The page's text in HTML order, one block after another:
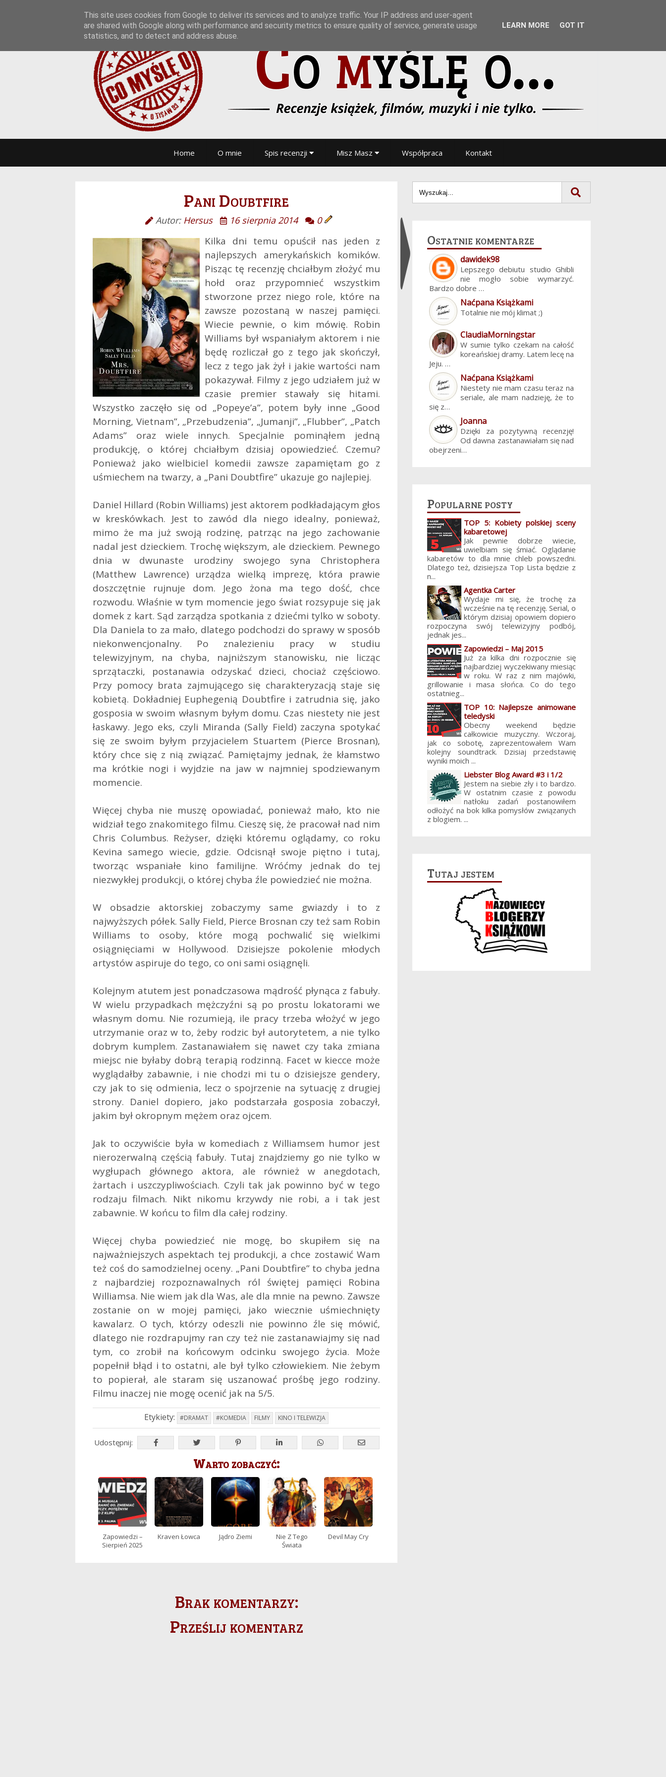
Home O mnie Spis recenzji Misz Masz Współpraca Kontakt
Pani Doubtfire
Autor: Hersus 16 sierpnia 2014 0
Kilka dni temu opuścił nas jeden z
najlepszych amerykańskich komików.
Pisząc tę recenzję chciałbym złożyć mu
hołd oraz przypomnieć wszystkim
stworzone przez niego role, które na
zawsze pozostaną w naszej pamięci.
Wiecie pewnie, o kim mówię. Robin
Williams był wspaniałym aktorem i nie
będę rozliczał go z tego jak skończył,
lecz z tego jak żył i jakie wartości nam
pokazywał. Filmy z jego udziałem już w
czasie premier stawały się hitami.
Wszystko zaczęło się od „Popeye’a”, potem były inne „Good
Morning, Vietnam”, „Przebudzenia”, „Jumanji”, „Flubber”, „Patch
Adams” oraz wiele innych. Specjalnie pominąłem jedną
produkcję, o której chciałbym dzisiaj opowiedzieć. Czemu?
Ponieważ jako wielbiciel komedii zawsze zapamiętam go z
uśmiechem na twarzy, a „Pani Doubtfire” ukazuje go najlepiej.
Daniel Hillard (Robin Williams) jest aktorem podkładającym głos
w kreskówkach. Jest to zawód dla niego idealny, ponieważ,
mimo że ma już swoją rodzinę, patrząc na jego zachowanie
nadal jest dzieckiem. Trochę większym, ale dzieckiem. Pewnego
dnia w dwunaste urodziny swojego syna Christophera
(Matthew Lawrence) urządza wielką imprezę, która prawie
doszczętnie rujnuje dom. Jego żona ma tego dość, chce
rozwodu. Właśnie w tym momencie jego świat rozsypuje się jak
domek z kart. Sąd zarządza spotkania z dziećmi tylko w soboty.
Dla Daniela to za mało, dlatego podchodzi do sprawy w sposób
niekonwencjonalny. Po znalezieniu pracy w studiu
telewizyjnym, na chyba, najniższym stanowisku, nie licząc
sprzątaczki, postanawia odzyskać dzieci, chociaż częściowo.
Przy pomocy brata zajmującego się charakteryzacją staje się
kobietą. Dokładniej Euphegenią Doubtfire i zatrudnia się, jako
gosposia w swoim własnym byłym domu. Czas niestety nie jest
łaskawy. Jego eks, czyli Miranda (Sally Field) zaczyna spotykać
się ze swoim byłym przyjacielem Stuartem (Pierce Brosnan),
który chce się z nią związać. Pamiętajmy jednak, że kłamstwo
ma krótkie nogi i wyjdzie na jaw w najmniej spodziewanym
momencie.
Więcej chyba nie muszę opowiadać, ponieważ mało, kto nie
widział tego znakomitego filmu. Cieszę się, że pracował nad nim
Chris Columbus. Reżyser, dzięki któremu oglądamy, co roku
Kevina samego wiecie, gdzie. Odcisnął swoje piętno i tutaj,
tworząc wspaniałe kino familijne. Wróćmy jednak do tej
niezwykłej produkcji, o której chyba źle powiedzieć nie można.
W obsadzie aktorskiej zobaczymy same gwiazdy i to z
najwyższych półek. Sally Field, Pierce Brosnan czy też sam Robin
Williams to osoby, które mogą pochwalić się wielkimi
osiągnięciami w Hollywood. Dzisiejsze pokolenie młodych
artystów aspiruje do tego, co oni sami osiągnęli.
Kolejnym atutem jest ponadczasowa mądrość płynąca z fabuły.
W wielu przypadkach mężczyźni są po prostu lokatorami we
własnym domu. Nie rozumieją, ile pracy trzeba włożyć w jego
utrzymanie oraz w to, żeby rodzic był autorytetem, a nie tylko
dobrym kumplem. Zastanawiałem się nawet czy taka zmiana
miejsc nie byłaby dobrą terapią rodzinną. Facet w kiecce może
wyglądałby zabawnie, i nie chodzi mi tu o dzisiejsze gendery,
czy jak to się odmienia, lecz o spojrzenie na sytuację z drugiej
strony. Daniel dopiero, jako podstarzała gosposia zobaczył,
jakim był okropnym mężem oraz ojcem.
Jak to oczywiście była w komediach z Williamsem humor jest
nierozerwalną częścią fabuły. Tutaj znajdziemy go nie tylko w
wygłupach głównego aktora, ale również w anegdotach,
żartach i uszczypliwościach. Czyli tak jak powinno być w tego
rodzaju filmach. Nikt nikomu krzywdy nie robi, a i tak jest
zabawnie. W końcu to film dla całej rodziny.
Więcej chyba powiedzieć nie mogę, bo skupiłem się na
najważniejszych aspektach tej produkcji, a chce zostawić Wam
też coś do samodzielnej oceny. „Pani Doubtfire” to chyba jedna
z najbardziej rozpoznawalnych ról świętej pamięci Robina
Williamsa. Nie wiem jak dla Was, ale dla mnie na pewno. Zawsze
zostanie on w mojej pamięci, jako wiecznie uśmiechnięty
kawalarz. O tych, którzy odeszli nie powinno źle się mówić,
dlatego nie rozdrapujmy ran czy też nie zastanawiajmy się nad
tym, co zrobił na końcowym odcinku swojego życia. Może
popełnił błąd i to ostatni, ale był tylko człowiekiem. Nie żebym
to popierał, ale staram się uszanować prośbę jego rodziny.
Filmu inaczej nie mogę ocenić jak na 5/5.
Etykiety: #DRAMAT #KOMEDIA FILMY KINO I TELEWIZJA
Udostępnij:
Warto zobaczyć:
Zapowiedzi –
Sierpień 2025
Kraven Łowca Jądro Ziemi
Nie Z Tego
Świata
Devil May Cry
Ukryj
Brak komentarzy:
Prześlij komentarz
Ostatnie komentarze
dawidek98
Lepszego debiutu studio Ghibli
nie mogło sobie wymarzyć.
Bardzo dobre …
Naćpana Książkami
Totalnie nie mój klimat ;)
ClaudiaMorningstar
W sumie tylko czekam na całość
koreańskiej dramy. Latem lecę na
Jeju. …
Naćpana Książkami
Niestety nie mam czasu teraz na
seriale, ale mam nadzieję, że to
się z…
Joanna
Dzięki za pozytywną recenzję!
Od dawna zastanawiałam się nad
obejrzeni…
Popularne posty
TOP 5: Kobiety polskiej sceny
kabaretowej
Jak pewnie dobrze wiecie,
uwielbiam się śmiać. Oglądanie
kabaretów to dla mnie chleb powszedni.
Dlatego też, dzisiejsza Top Lista będzie z
n...
Agentka Carter
Wydaje mi się, że trochę za
wcześnie na tę recenzję. Serial, o
którym dzisiaj opowiem dopiero
rozpoczyna swój telewizyjny podbój,
jednak jes...
Zapowiedzi – Maj 2015
Już za kilka dni rozpocznie się
najbardziej wyczekiwany miesiąc
w roku. W raz z nim majówki,
grillowanie i masa słońca. Co do tego
ostatnieg...
TOP 10: Najlepsze animowane
teledyski
Obecny weekend będzie
całkowicie muzyczny. Wczoraj,
jak co sobotę, zaprezentowałem Wam
kolejny soundtrack. Dzisiaj przedstawię
wyniki moich ...
Liebster Blog Award #3 i 1/2
Jestem na siebie zły i to bardzo.
W ostatnim czasie z powodu
natłoku zadań postanowiłem
odłożyć na bok kilka pomysłów związanych
z blogiem. ...
Tutaj jestem
This site uses cookies from Google to deliver its services and to analyze traffic. Your IP address and user-agent
are shared with Google along with performance and security metrics to ensure quality of service, generate usage
statistics, and to detect and address abuse.
LEARN MORE GOT IT